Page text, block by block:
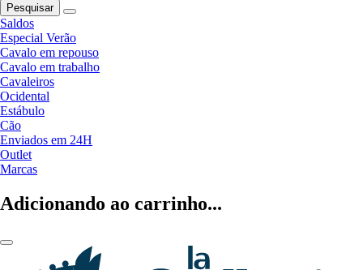
Pesquisar
Saldos
Especial Verão
Cavalo em repouso
Cavalo em trabalho
Cavaleiros
Ocidental
Estábulo
Cão
Enviados em 24H
Outlet
Marcas
Adicionando ao carrinho...